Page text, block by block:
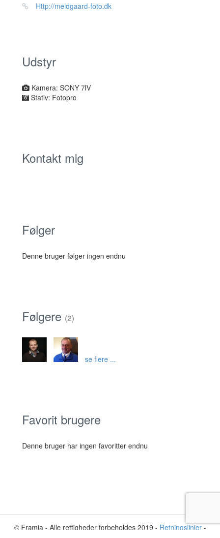
Website:
Http://meldgaard-foto.dk
Udstyr
Kamera: SONY 7lV
Stativ: Fotopro
Kontakt mig
Følger
Denne bruger følger ingen endnu
Følgere (2)
se flere ...
Favorit brugere
Denne bruger har ingen favoritter endnu
© Framia - Alle rettigheder forbeholdes 2019 - Retningslinjer-